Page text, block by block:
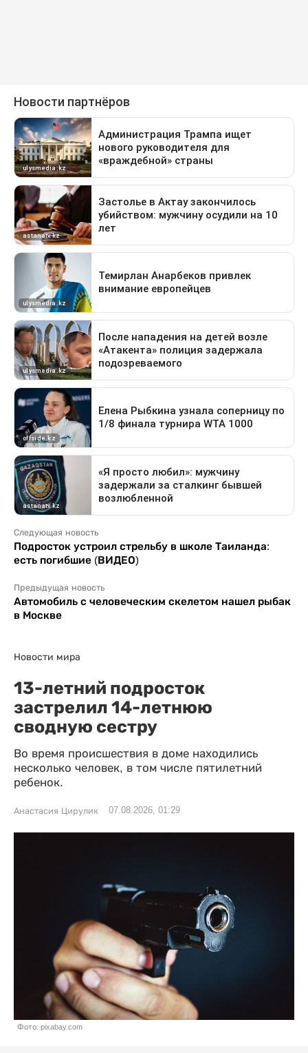
Следующая новость
Подросток устроил стрельбу в школе Таиланда:
есть погибшие (ВИДЕО)
Предыдущая новость
Автомобиль с человеческим скелетом нашел рыбак
в Москве
Новости мира
13-летний подросток
застрелил 14-летнюю
сводную сестру
Во время происшествия в доме находились
несколько человек, в том числе пятилетний
ребенок.
Анастасия Цирулик 07.08.2026, 01:29
Фото: pixabay.com